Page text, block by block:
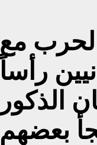
مع
رأساً
الذكور
بعضهم